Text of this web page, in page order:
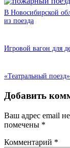
В Новосибирской
из поезда
Игровой вагон для
«Театральный
Добавить
Ваш адрес email
помечены *
Комментарий *